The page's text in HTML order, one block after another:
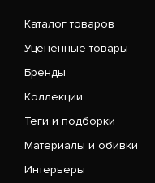
Каталог товаров
Уценённые товары
Бренды
Коллекции
Теги и подборки
Материалы и обивки
Интерьеры